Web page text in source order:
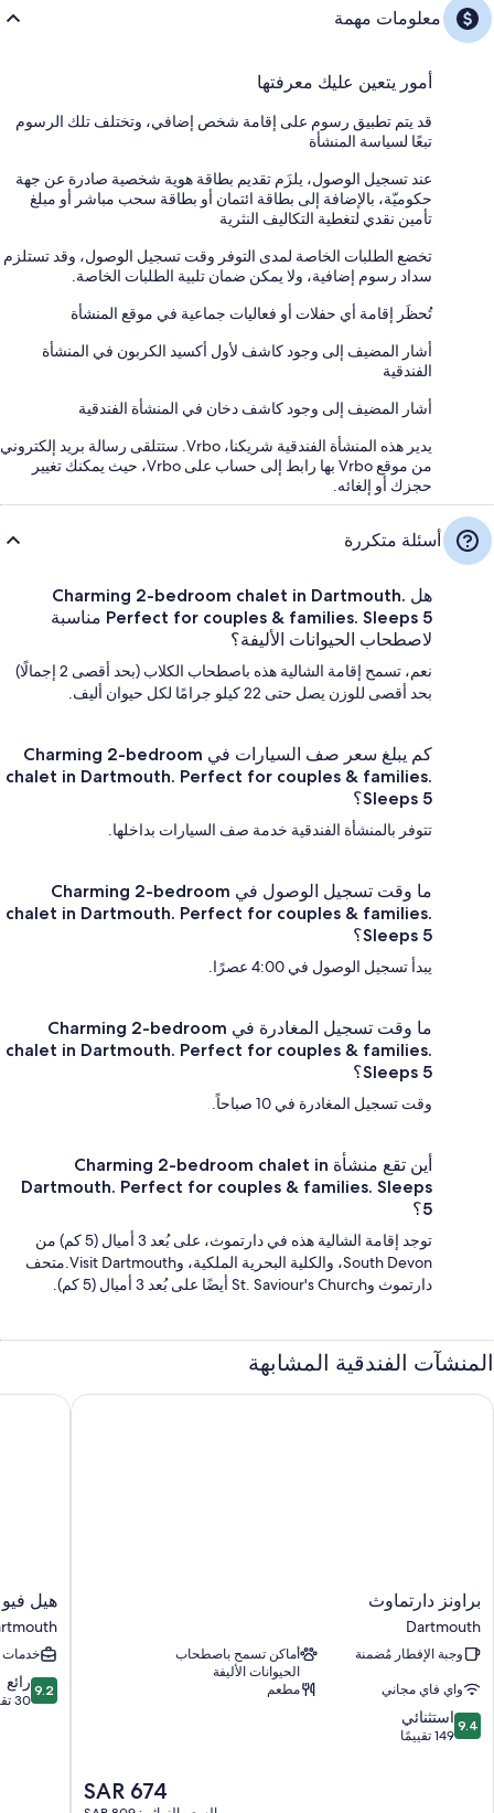
معلومات مهمة
أمور يتعين عليك معرفتها
قد يتم تطبيق رسوم على إقامة شخص إضافي، وتختلف تلك الرسوم
تبعًا لسياسة المنشأة
عند تسجيل الوصول، يلزَم تقديم بطاقة هوية شخصية صادرة عن جهة
حكوميّة، بالإضافة إلى بطاقة ائتمان أو بطاقة سحب مباشر أو مبلغ
تأمين نقدي لتغطية التكاليف النثرية
تخضع الطلبات الخاصة لمدى التوفر وقت تسجيل الوصول، وقد تستلزم
سداد رسوم إضافية، ولا يمكن ضمان تلبية الطلبات الخاصة.
تُحظَر إقامة أي حفلات أو فعاليات جماعية في موقع المنشأة
أشار المضيف إلى وجود كاشف لأول أكسيد الكربون في المنشأة
الفندقية
أشار المضيف إلى وجود كاشف دخان في المنشأة الفندقية
يدير هذه المنشأة الفندقية شريكنا، Vrbo. ستتلقى رسالة بريد إلكتروني
من موقع Vrbo بها رابط إلى حساب على Vrbo، حيث يمكنك تغيير
حجزك أو إلغائه.
أسئلة متكررة
هل Charming 2-bedroom chalet in Dartmouth.
Perfect for couples & families. Sleeps 5 مناسبة
لاصطحاب الحيوانات الأليفة؟
نعم، تسمح إقامة الشالية هذه باصطحاب الكلاب (بحد أقصى 2 إجمالًا)
بحد أقصى للوزن يصل حتى 22 كيلو جرامًا لكل حيوان أليف.
كم يبلغ سعر صف السيارات في Charming 2-bedroom
chalet in Dartmouth. Perfect for couples & families.
Sleeps 5؟
تتوفر بالمنشأة الفندقية خدمة صف السيارات بداخلها.
ما وقت تسجيل الوصول في Charming 2-bedroom
chalet in Dartmouth. Perfect for couples & families.
Sleeps 5؟
يبدأ تسجيل الوصول في 4:00 عصرًا.
ما وقت تسجيل المغادرة في Charming 2-bedroom
chalet in Dartmouth. Perfect for couples & families.
Sleeps 5؟
وقت تسجيل المغادرة في 10 صباحاً.
أين تقع منشأة Charming 2-bedroom chalet in
Dartmouth. Perfect for couples & families. Sleeps
5؟
توجد إقامة الشالية هذه في دارتموث، على بُعد 3 أميال (5 كم) من
South Devon، والكلية البحرية الملكية، وVisit Dartmouth.متحف
دارتموث وSt. Saviour's Church أيضًا على بُعد 3 أميال (5 كم).
المنشآت الفندقية المشابهة
براونز
دارتماوث
Dartmouth
براونز دارتماوث
Dartmouth
وجبة الإفطار مُضمنة
أماكن تسمح باصطحاب
الحيوانات الأليفة
واي فاي مجاني
مطعم
9.4
من
9.4 استثنائي
149 تقييمًا
السعر
الحالي
SAR 674
براونز دارتماوث
هيل
فيو
هاوس
هيل
خدمات
9.2
من
9.2 رائع
30 تقييمًا
هيل فيو